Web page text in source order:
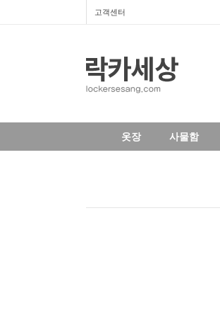
고객센터
옷장 사물함